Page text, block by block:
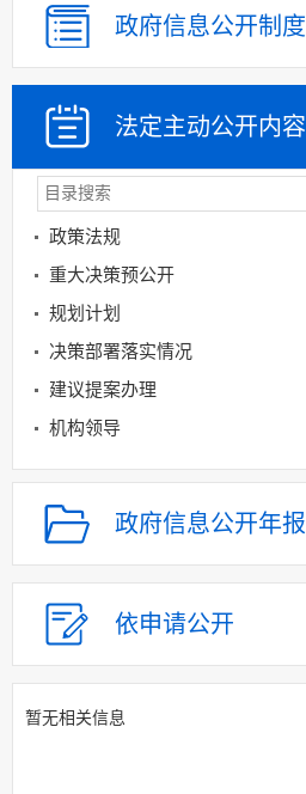
政府信息公开制度
法定主动公开内容
政策法规
重大决策预公开
规划计划
决策部署落实情况
建议提案办理
机构领导
机构设置
人事信息
财政资金
应急管理
乡村振兴（精准脱贫）
整情况
公共服务和中介服务
政府信息公开年报
依申请公开
暂无相关信息